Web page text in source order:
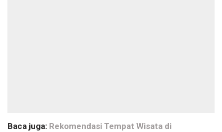
Baca juga: Rekomendasi Tempat Wisata di